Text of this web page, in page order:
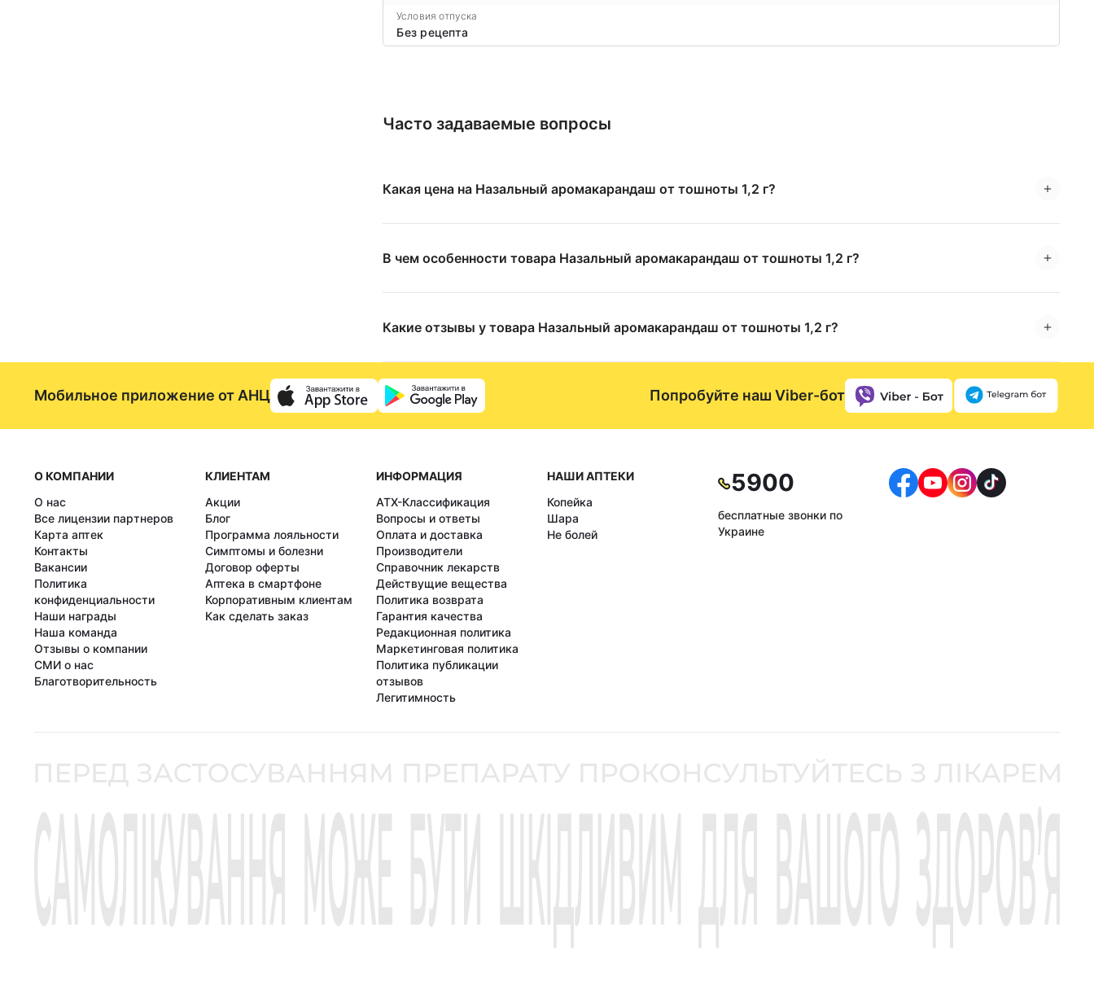
Условия отпуска
Без рецепта
Часто задаваемые вопросы
Какая цена на Назальный аромакарандаш от тошноты 1,2 г?
В чем особенности товара Назальный аромакарандаш от тошноты 1,2 г?
Какие отзывы у товара Назальный аромакарандаш от тошноты 1,2 г?
Мобильное приложение от АНЦ Попробуйте наш Viber-бот
О КОМПАНИИ
О нас
Все лицензии партнеров
Карта аптек
Контакты
Вакансии
Политика
конфиденциальности
Наши награды
Наша команда
Отзывы о компании
СМИ о нас
Благотворительность
КЛИЕНТАМ
Акции
Блог
Программа лояльности
Симптомы и болезни
Договор оферты
Аптека в смартфоне
Корпоративным клиентам
Как сделать заказ
ИНФОРМАЦИЯ
АТХ-Классификация
Вопросы и ответы
Оплата и доставка
Производители
Справочник лекарств
Действущие вещества
Политика возврата
Гарантия качества
Редакционная политика
Маркетинговая политика
Политика публикации
отзывов
Легитимность
НАШИ АПТЕКИ
Копейка
Шара
Не болей
5900
бесплатные звонки по
Украине